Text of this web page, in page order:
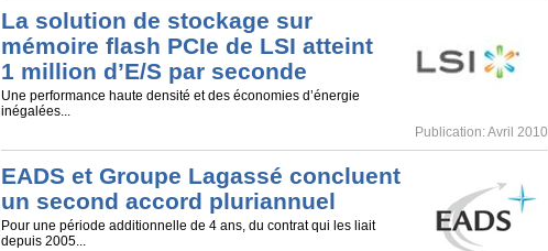
La solution de stockage sur
mémoire flash PCIe de LSI atteint
1 million d’E/S par seconde
Une performance haute densité et des économies d’énergie
inégalées...
Publication: Avril 2010
EADS et Groupe Lagassé concluent
un second accord pluriannuel
Pour une période additionnelle de 4 ans, du contrat qui les liait
depuis 2005...